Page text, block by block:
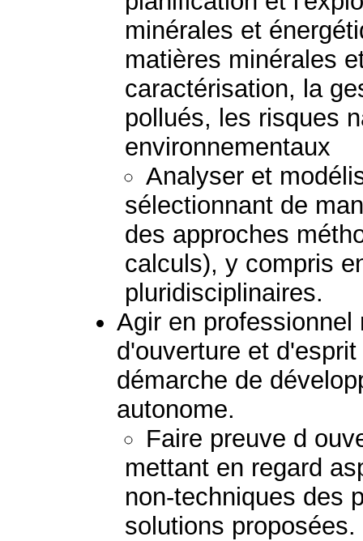
minérales et
matières minérales
caractérisation, la
pollués, les risques
environnementaux
Analyser et
sélectionnant de
des approches
calculs), y compris
pluridisciplinaires.
Agir en
d'ouverture et
démarche de
autonome.
Faire preuve d
mettant en regard
non-techniques des
solutions proposées.